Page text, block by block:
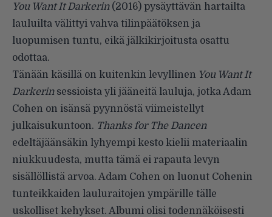
You Want It Darkerin(2016) pysäyttävän hartailta
lauluilta välittyi vahva tilinpäätöksen ja
luopumisen tuntu, eikä jälkikirjoitusta osattu
odottaa.
Tänään käsillä on kuitenkin levyllinen You Want It
Darkerinsessioista yli jääneitä lauluja, jotka Adam
Cohen on isänsä pyynnöstä viimeistellyt
julkaisukuntoon. Thanks for The Dancen
edeltäjäänsäkin lyhyempi kesto kielii materiaalin
niukkuudesta, mutta tämä ei rapauta levyn
sisällöllistä arvoa. Adam Cohen on luonut Cohenin
tunteikkaiden lauluraitojen ympärille tälle
uskolliset kehykset. Albumi olisi todennäköisesti